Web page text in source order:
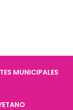
MUNICIPALES